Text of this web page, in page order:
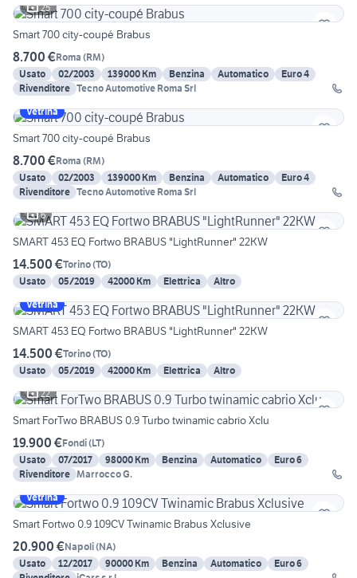
25
Smart 700 city-coupé Brabus
8.700 €Roma (RM)
Usato
02/2003 139000 Km Benzina Automatico
Euro 4
Rivenditore Tecno Automotive Roma Srl
Vetrina
Smart 700 city-coupé Brabus
8.700 €Roma (RM)
Usato
02/2003 139000 Km Benzina Automatico
Euro 4
Rivenditore Tecno Automotive Roma Srl
6
SMART 453 EQ Fortwo BRABUS "LightRunner" 22KW
14.500 €Torino(TO)
Usato
05/2019 42000 Km Elettrica
Altro
Vetrina
SMART 453 EQ Fortwo BRABUS "LightRunner" 22KW
14.500 €Torino(TO)
Usato
05/2019 42000 Km Elettrica
Altro
22
Smart ForTwo BRABUS 0.9 Turbo twinamic cabrio Xclu
19.900 €Fondi(LT)
Usato
07/2017 98000 Km Benzina Automatico
Euro 6
Rivenditore Marrocco G.
Vetrina
Smart Fortwo 0.9 109CV Twinamic Brabus Xclusive
20.900 €Napoli(NA)
Usato
12/2017 90000 Km Benzina Automatico
Euro 6